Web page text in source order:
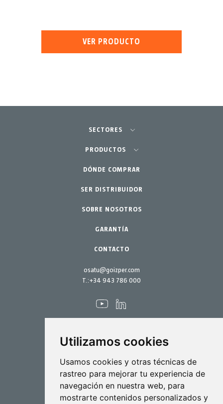
Utilizamos cookies
Usamos cookies y otras técnicas de
rastreo para mejorar tu experiencia de
navegación en nuestra web, para
mostrarte contenidos personalizados y
VER PRODUCTO
osatu@goizper.com
T.:+34 943 786 000
Pulverización
Biotecnología
Industrial
SECTORES
Agricultura-Huerta
Jardinería profesional
Jardín-Hogar
PRODUCTOS
Equipos
Accesorios
Repuestos
Kits mantenimiento
DÓNDE COMPRAR
SER DISTRIBUIDOR
SOBRE NOSOTROS
GARANTÍA
CONTACTO